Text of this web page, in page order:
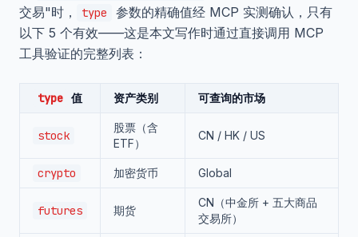
交易"时，
type
参数的精确值经 MCP 实测确认，只有
以下 5 个有效——这是本文写作时通过直接调用 MCP
工具验证的完整列表：
type 值 资产类别 可查询的市场
stock
股票（含
ETF）
CN / HK / US
crypto 加密货币 Global
futures 期货
CN（中金所 + 五大商品
交易所）